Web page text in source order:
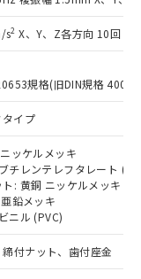
s2 X、Y、Z各方向 10回
規格(旧DIN規格
イプ
ッケルメッキ
チレンテレフタレート
: 黄銅 ニッケルメッキ
鉛メッキ
ニル (PVC)
付ナット、歯付座金
庫および標
ることをご
格はお客
様担当のオ
社販売員に
当社販売拠
」をご確認
を当社の
または開
作成サー
は、I-Web
化ビフェニル
ルエーテル類
チルヘキシ
タル酸ブチ
酸ジブチル
ブチル
器に対する
り、予定
Cd(カドミウ
リ臭化ビフェ
ェニルエーテ
フタル酸ジ
チルベンジ
べてが基
て有害物
な影響を
務取引許
続きを
合は、完
輸出されな
す。
ミサイ
たはその他
置等に一切
販売する
内容を当
た当社は、
係者が違
合は、取
在庫あり
況につ
引先、ま
ン制御
員にご確
庫状況の
種